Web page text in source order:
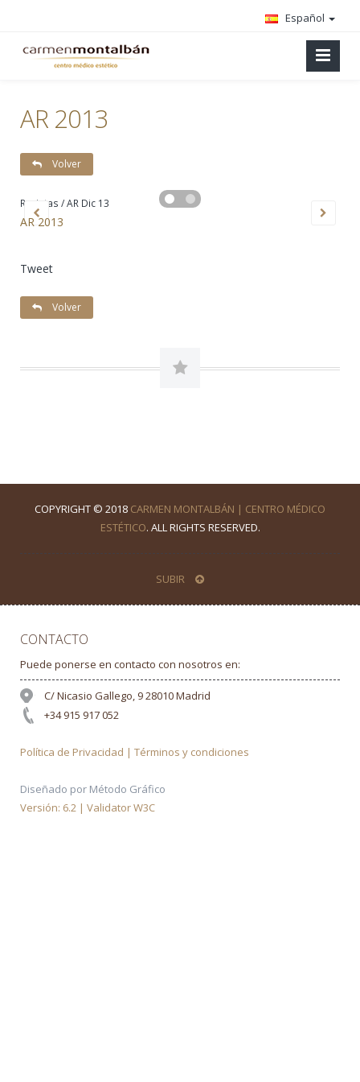
Español
AR 2013
Volver
Revistas / AR Dic 13
AR 2013
Tweet
Volver
COPYRIGHT © 2018 CARMEN MONTALBÁN | CENTRO MÉDICO
ESTÉTICO. ALL RIGHTS RESERVED.
SUBIR
CONTACTO
Puede ponerse en contacto con nosotros en:
C/ Nicasio Gallego, 9 28010 Madrid
+34 915 917 052
Política de Privacidad | Términos y condiciones
Diseñado por Método Gráfico
Versión: 6.2 | Validator W3C